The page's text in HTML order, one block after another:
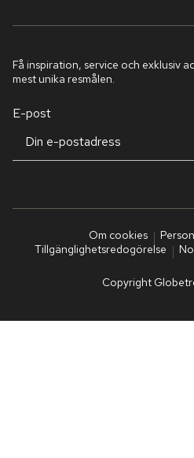
Få inspiration, service och exklusiv
mest unika resmålen.
E-post
Om cookies
Tillgänglighetsredogörelse
Copyright